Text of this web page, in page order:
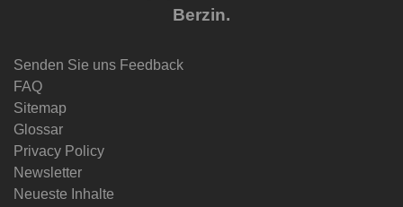
Berzin.
Senden Sie uns Feedback
FAQ
Sitemap
Glossar
Privacy Policy
Newsletter
Neueste Inhalte